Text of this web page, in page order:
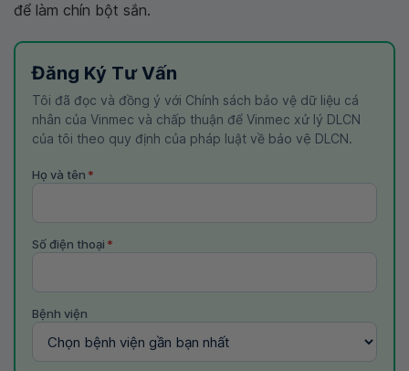
để làm chín bột sắn.
Đăng Ký Tư Vấn
Tôi đã đọc và đồng ý với Chính sách bảo vệ dữ liệu cá
nhân của Vinmec và chấp thuận để Vinmec xử lý DLCN
của tôi theo quy định của pháp luật về bảo vệ DLCN.
Họ và tên *
Số điện thoại *
Bệnh viện